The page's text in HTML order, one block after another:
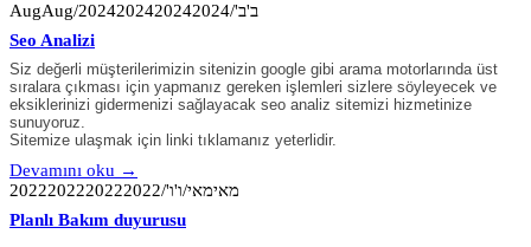
AugAug/ב'ב'/2024202420242024
Seo Analizi
Siz değerli müşterilerimizin sitenizin google gibi arama motorlarında üst
sıralara çıkması için yapmanız gereken işlemleri sizlere söyleyecek ve
eksiklerinizi gidermenizi sağlayacak seo analiz sitemizi hizmetinize
sunuyoruz.
Sitemize ulaşmak için linki tıklamanız yeterlidir.
Devamını oku →
מאימאי/ו'ו'/2022202220222022
Planlı Bakım duyurusu